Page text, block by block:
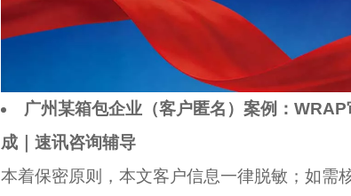
广州某箱包企业（客户匿名）案例：WRAP
成｜速讯咨询辅导
本着保密原则，本文客户信息一律脱敏；如需